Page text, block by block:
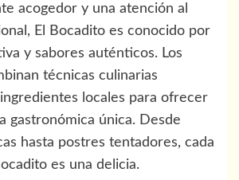
acogedor y una atención al
El Bocadito es conocido por
y sabores auténticos. Los
técnicas culinarias
locales para ofrecer
gastronómica única. Desde
hasta postres tentadores, cada
es una delicia.